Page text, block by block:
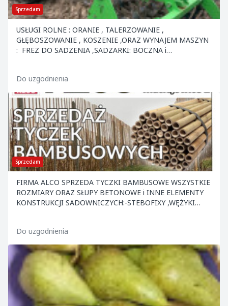
Sprzedam
USŁUGI ROLNE : ORANIE , TALERZOWANIE ,
GŁĘBOSZOWANIE , KOSZENIE ,ORAZ WYNAJEM MASZYN
: FREZ DO SADZENIA ,SADZARKI: BOCZNA i
Do uzgodnienia
Sprzedam
FIRMA ALCO SPRZEDA TYCZKI BAMBUSOWE WSZYSTKIE
ROZMIARY ORAZ SŁUPY BETONOWE i INNE ELEMENTY
KONSTRUKCJI SADOWNICZYCH:-STEBOFIXY ,WĘŻYKI
Do uzgodnienia